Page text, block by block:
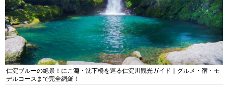
仁淀ブルーの絶景！にこ淵・沈下橋を巡る仁淀川観光ガイド｜グルメ・宿・モ
デルコースまで完全網羅！